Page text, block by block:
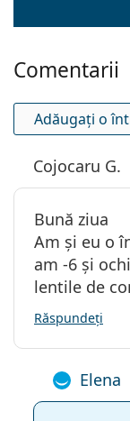
Comentarii
Adăugați o
Cojocaru G.
Bună ziua
Am și eu o
am -6 și
lentile de
Răspundeți
Elena